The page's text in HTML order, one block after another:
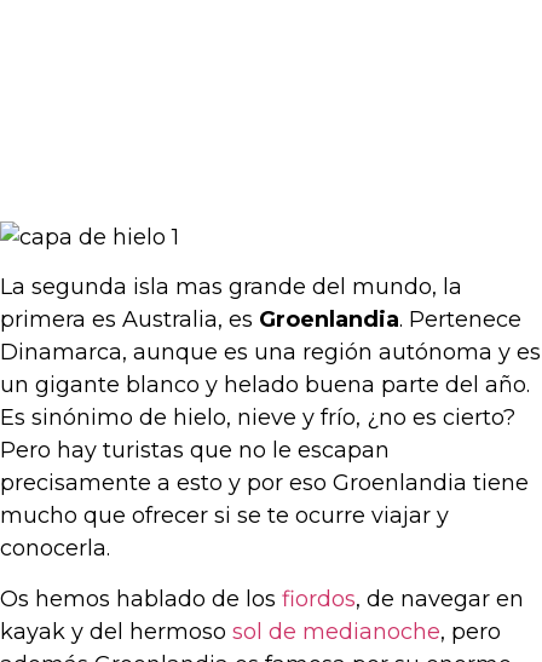
La segunda isla mas grande del mundo, la
primera es Australia, es Groenlandia. Pertenece
Dinamarca, aunque es una región autónoma y es
un gigante blanco y helado buena parte del año.
Es sinónimo de hielo, nieve y frío, ¿no es cierto?
Pero hay turistas que no le escapan
precisamente a esto y por eso Groenlandia tiene
mucho que ofrecer si se te ocurre viajar y
conocerla.
Os hemos hablado de los fiordos, de navegar en
kayak y del hermoso sol de medianoche, pero